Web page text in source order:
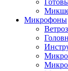
Микрофоны